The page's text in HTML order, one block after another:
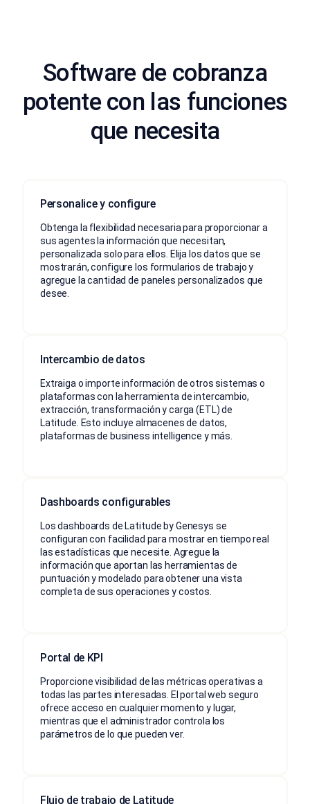
Software de cobranza
potente con las funciones
que necesita
Personalice y configure
Obtenga la flexibilidad necesaria para proporcionar a
sus agentes la información que necesitan,
personalizada solo para ellos. Elija los datos que se
mostrarán, configure los formularios de trabajo y
agregue la cantidad de paneles personalizados que
desee.
Intercambio de datos
Extraiga o importe información de otros sistemas o
plataformas con la herramienta de intercambio,
extracción, transformación y carga (ETL) de
Latitude. Esto incluye almacenes de datos,
plataformas de business intelligence y más.
Dashboards configurables
Los dashboards de Latitude by Genesys se
configuran con facilidad para mostrar en tiempo real
las estadísticas que necesite. Agregue la
información que aportan las herramientas de
puntuación y modelado para obtener una vista
completa de sus operaciones y costos.
Portal de KPI
Proporcione visibilidad de las métricas operativas a
todas las partes interesadas. El portal web seguro
ofrece acceso en cualquier momento y lugar,
mientras que el administrador controla los
parámetros de lo que pueden ver.
Flujo de trabajo de Latitude